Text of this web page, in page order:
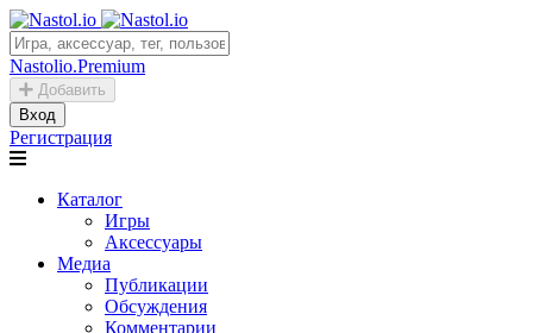
Nastolio.Premium
Добавить
Вход
Регистрация
Каталог
Игры
Аксессуары
Медиа
Публикации
Обсуждения
Комментарии